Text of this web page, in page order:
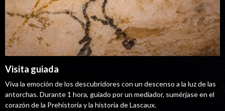
Visita guiada
Viva la emoción de los descubridores con un descenso a la luz de las
antorchas. Durante 1 hora, guiado por un mediador, sumérjase en el
corazón de la Prehistoria y la historia de Lascaux.